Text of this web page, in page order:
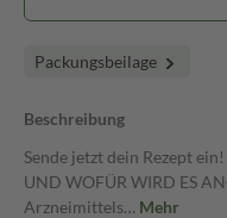
Packungsbeilage
Beschreibung
Sende jetzt dein Rezept
UND WOFÜR WIRD ES
Arzneimittels… Mehr